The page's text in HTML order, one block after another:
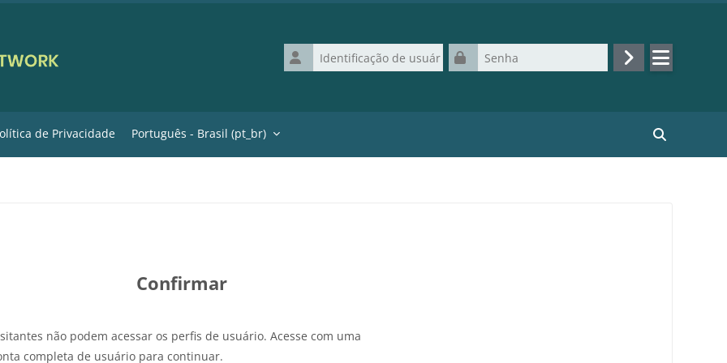
Identificação de usuário
Senha
Acessar
de Privacidade Português - Brasil ‎(pt_br)‎
Buscar
Confirmar
não podem acessar os perfis de usuário. Acesse com uma
completa de usuário para continuar.